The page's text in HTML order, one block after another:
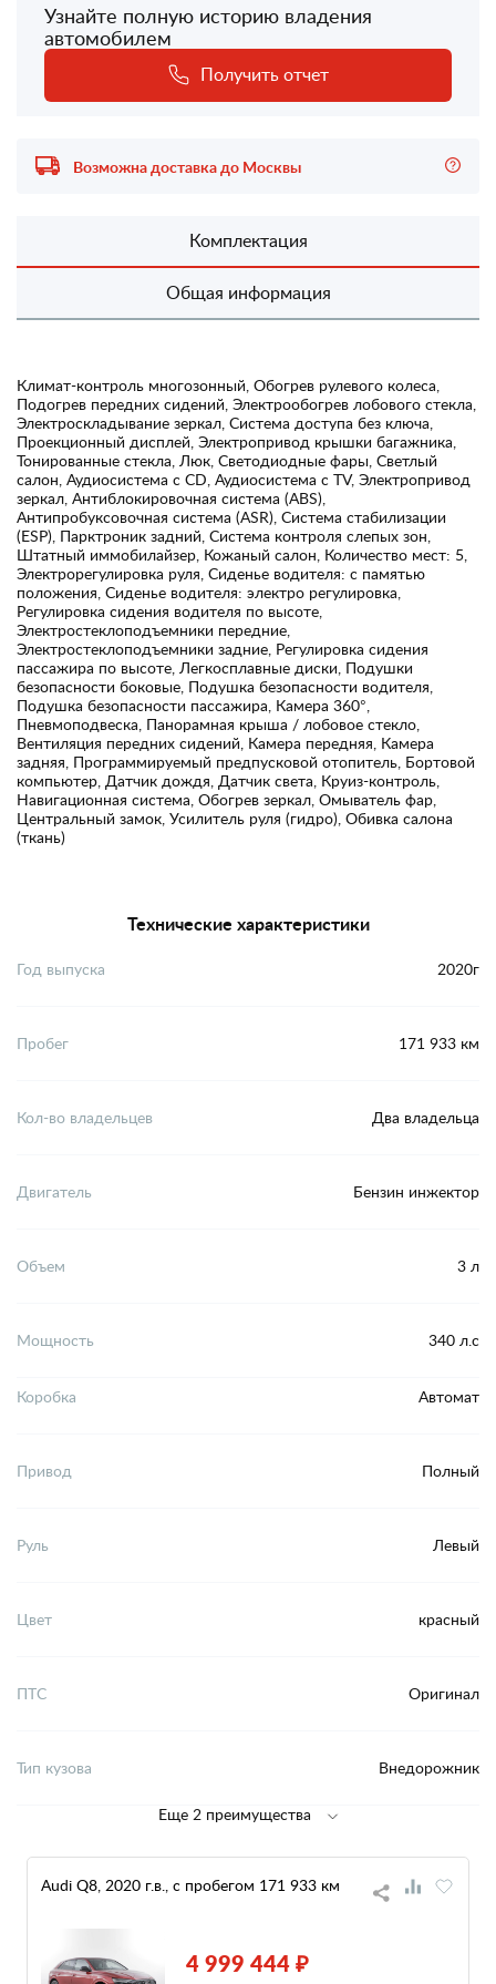
Узнайте полную историю владения
автомобилем
Получить отчет
Возможна доставка до Москвы
Комплектация
Общая информация
Климат-контроль многозонный, Обогрев рулевого колеса,
Подогрев передних сидений, Электрообогрев лобового стекла,
Электроскладывание зеркал, Система доступа без ключа,
Проекционный дисплей, Электропривод крышки багажника,
Тонированные стекла, Люк, Светодиодные фары, Светлый
салон, Аудиосистема с CD, Аудиосистема с TV, Электропривод
зеркал, Антиблокировочная система (ABS),
Антипробуксовочная система (ASR), Система стабилизации
(ESP), Парктроник задний, Система контроля слепых зон,
Штатный иммобилайзер, Кожаный салон, Количество мест: 5,
Электрорегулировка руля, Сиденье водителя: с памятью
положения, Сиденье водителя: электро регулировка,
Регулировка сидения водителя по высоте,
Электростеклоподъемники передние,
Электростеклоподъемники задние, Регулировка сидения
пассажира по высоте, Легкосплавные диски, Подушки
безопасности боковые, Подушка безопасности водителя,
Подушка безопасности пассажира, Камера 360°,
Пневмоподвеска, Панорамная крыша / лобовое стекло,
Вентиляция передних сидений, Камера передняя, Камера
задняя, Программируемый предпусковой отопитель, Бортовой
компьютер, Датчик дождя, Датчик света, Круиз-контроль,
Навигационная система, Обогрев зеркал, Омыватель фар,
Центральный замок, Усилитель руля (гидро), Обивка салона
(ткань)
Технические характеристики
Год выпуска 2020г
Пробег 171 933 км
Кол-во владельцев Два владельца
Двигатель Бензин инжектор
Объем 3 л
Мощность 340 л.с
Коробка Автомат
Привод Полный
Руль Левый
Цвет красный
ПТС Оригинал
Тип кузова Внедорожник
Еще 2 преимущества
Audi Q8, 2020 г.в., с пробегом 171 933 км
4 999 444 ₽